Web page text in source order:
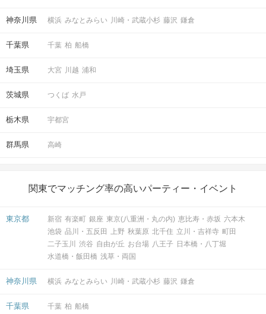
神奈川県 横浜 みなとみらい 川崎・武蔵小杉 藤沢 鎌倉
千葉県 千葉 柏 船橋
埼玉県 大宮 川越 浦和
茨城県 つくば 水戸
栃木県 宇都宮
群馬県 高崎
関東でマッチング率の高いパーティー・イベント
東京都 新宿 有楽町 銀座 東京(八重洲・丸の内) 恵比寿・赤坂 六本木
池袋 品川・五反田 上野 秋葉原 北千住 立川・吉祥寺 町田
二子玉川
渋谷 自由が丘 お台場 八王子 日本橋・八丁堀
水道橋・飯田橋 浅草・両国
神奈川県 横浜 みなとみらい 川崎・武蔵小杉 藤沢 鎌倉
千葉県 千葉 柏 船橋